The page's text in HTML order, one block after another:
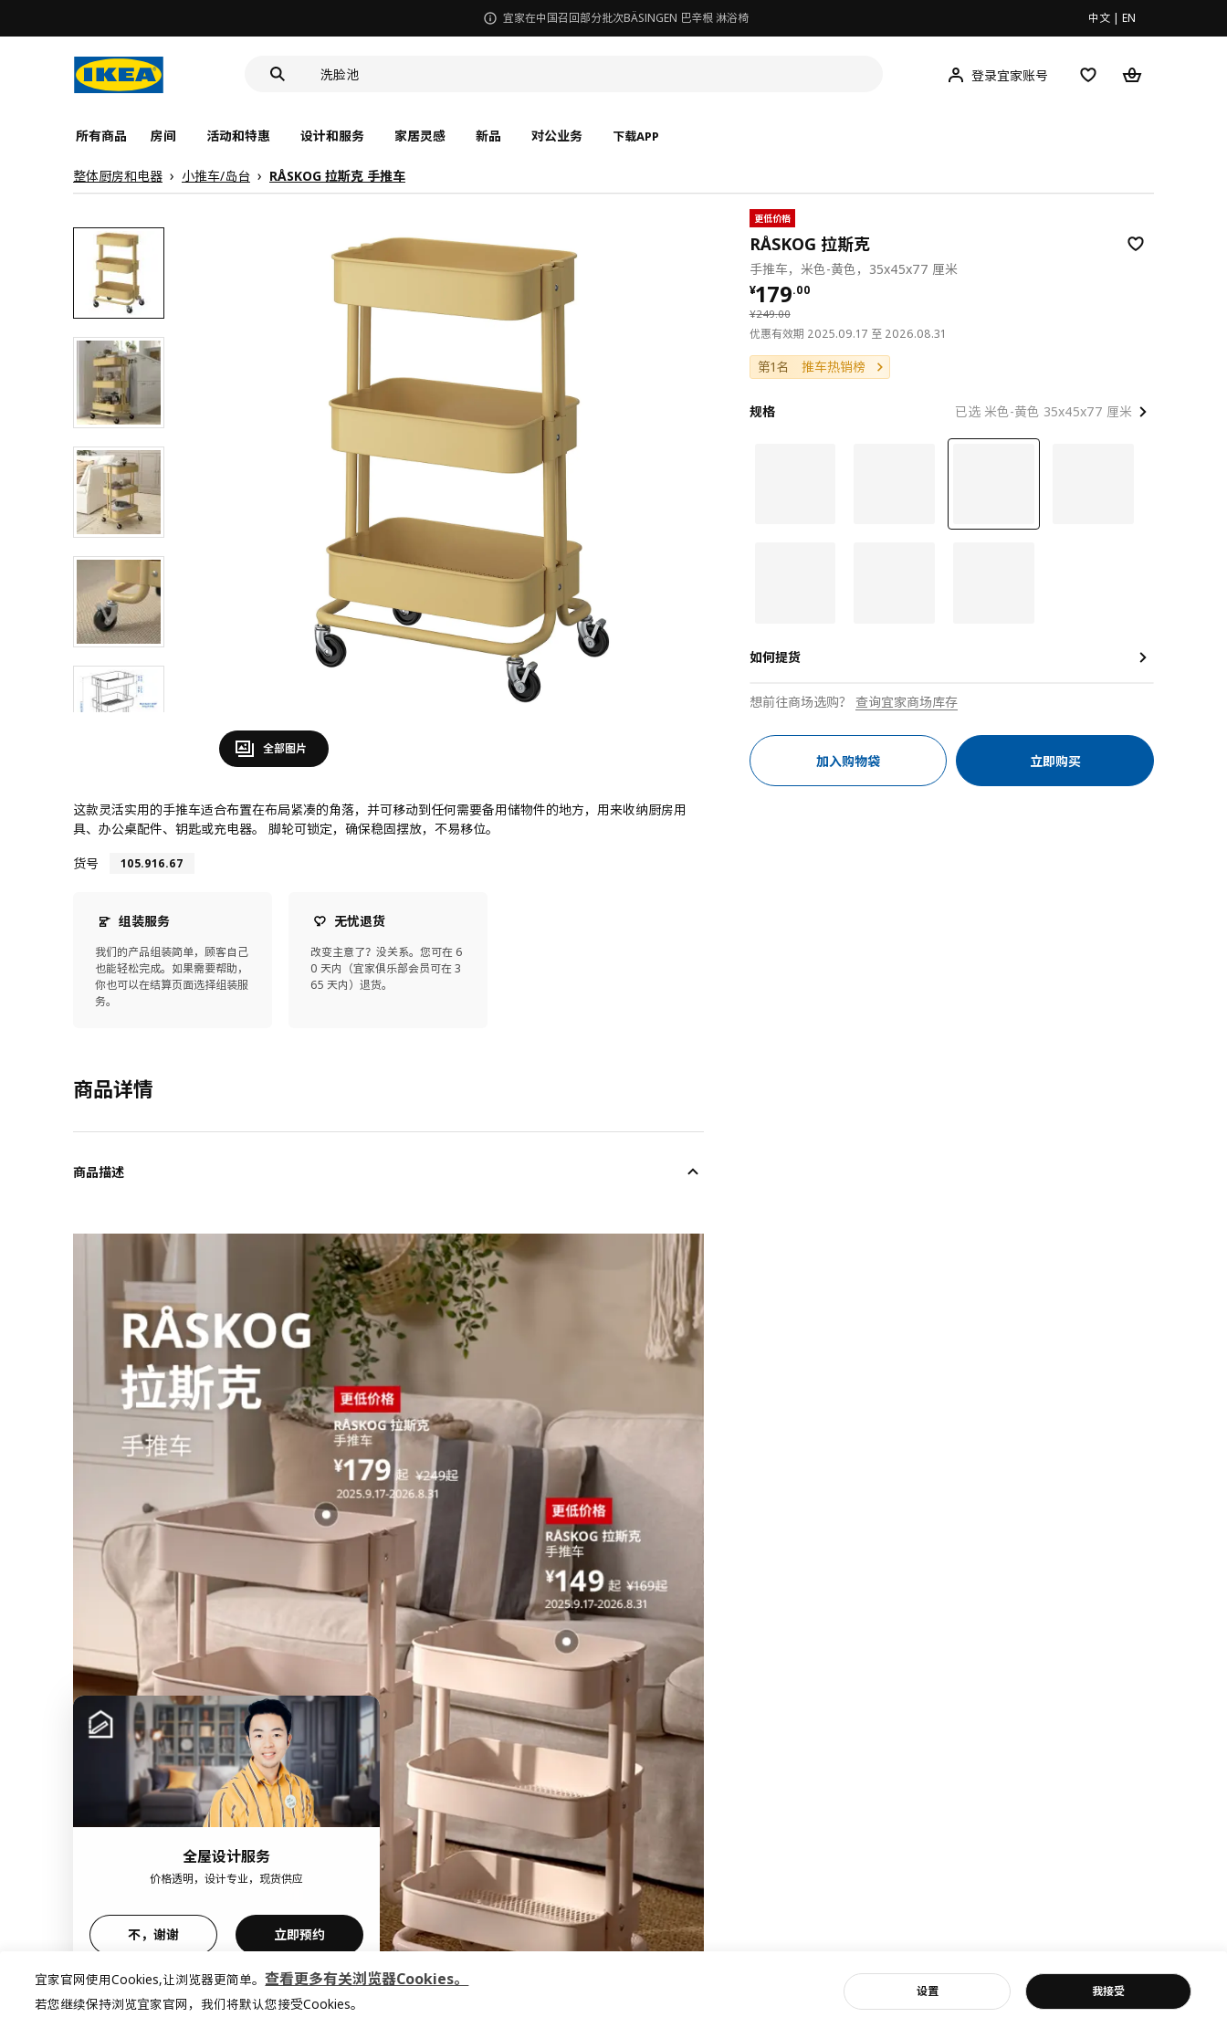
宜家在中国召回部分批次BÄSINGEN 巴辛根 淋浴椅 中文 | EN
洗脸池
登录宜家账号
所有商品 房间 活动和特惠 设计和服务 家居灵感 新品 对公业务 下载APP
整体厨房和电器 小推车/岛台 RÅSKOG 拉斯克 手推车
全部图片
这款灵活实用的手推车适合布置在布局紧凑的角落，并可移动到任何需要备用储物件的地方，用来收纳厨房用
具、办公桌配件、钥匙或充电器。 脚轮可锁定，确保稳固摆放，不易移位。
货号
105.916.67
组装服务
我们的产品组装简单，顾客自己
也能轻松完成。如果需要帮助，
你也可以在结算页面选择组装服
务。
无忧退货
改变主意了？没关系。您可在 6
0 天内（宜家俱乐部会员可在 3
65 天内）退货。
商品详情
商品描述
更低价格
RÅSKOG 拉斯克
手推车，米色-黄色，35x45x77 厘米
¥249.00
¥ 249.00
¥179.00
¥ 179.00
优惠有效期 2025.09.17 至 2026.08.31
第1名 推车热销榜
规格 已选 米色-黄色 35x45x77 厘米
如何提货
想前往商场选购？ 查询宜家商场库存
加入购物袋 立即购买
客服
全屋设计服务
价格透明，设计专业，现货供应
不，谢谢 立即预约
宜家官网使用Cookies,让浏览器更简单。查看更多有关浏览器Cookies。
若您继续保持浏览宜家官网，我们将默认您接受Cookies。
设置 我接受